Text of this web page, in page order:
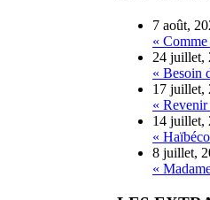
7 août,
«
24 juillet,
« Besoin
17 juillet,
«
14 juillet,
«
8 juillet,
«